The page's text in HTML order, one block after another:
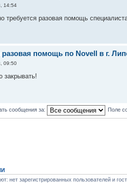
14:54
требуется разовая помощь
разовая помощь по Novell в г.
09:50
закрывать!
сообщения за: Поле
нет зарегистрированных пользователей и